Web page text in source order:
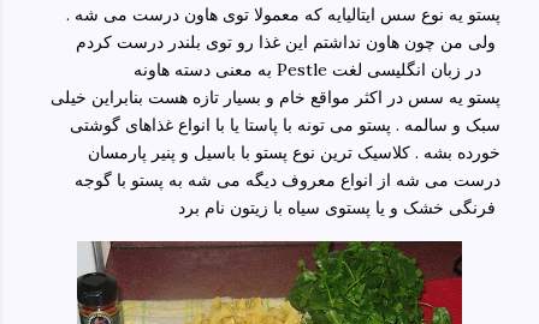
پستو یه نوع سس ایتالیایه که معمولا توی هاون درست می شه .
پستو یه سس در اکثر مواقع خام و بسیار تازه هست بنابراین خیلی
سبک و سالمه . پستو می تونه با پاستا یا با انواع غذاهای گوشتی
خورده بشه . کلاسیک ترین نوع پستو با باسیل و پنیر پارمسان
درست می شه از انواع معروف دیگه می شه به پستو با گوجه